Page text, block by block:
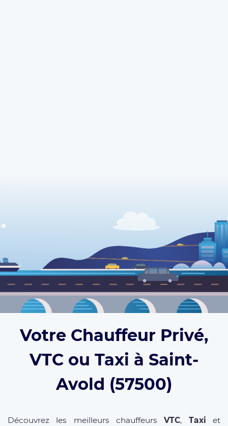
Votre Chauffeur Privé,
VTC ou Taxi à Saint-
Avold (57500)
Découvrez les meilleurs chauffeursVTC, Taxi et